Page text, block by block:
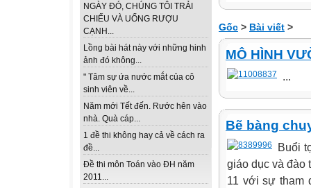
NGÀY ĐÓ, CHÚNG TÔI TRẢI
CHIẾU VÀ UỐNG RƯỢU
CẠNH...
Lồng bài hát này với những hinh
ảnh đó không...
" Tâm sự ứa nước mắt của cô
sinh viên về...
Năm mới Tết đến. Rước hên vào
nhà. Quà cáp...
1 đề thi không hay cả về cách ra
đề...
Đề thi môn Toán vào ĐH năm
2011...
Gốc > Bài viết >
MÔ HÌNH
...
Bẽ bàng
Buổi
giáo dục và đào
11 với sự tham